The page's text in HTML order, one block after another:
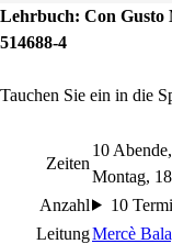
Lehrbuch: Con Gusto
514688-4
Tauchen Sie ein in die
Zeiten
10
Montag,
Anzahl
10
LeitungMercè